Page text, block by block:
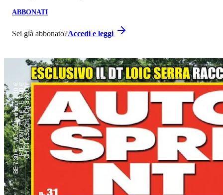
ABBONATI
Sei già abbonato?Accedi e leggi